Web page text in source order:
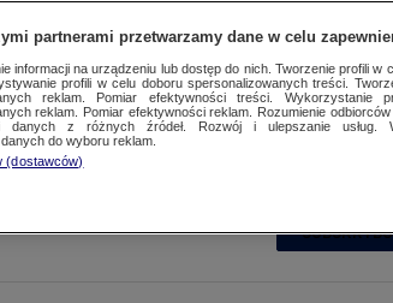
partnerami przetwarzamy dane w celu
informacji na urządzeniu lub dostęp do nich. Tworzenie profili w
profili w celu doboru spersonalizowanych treści.
reklam. Pomiar efektywności treści. Wykorzystanie
reklam. Pomiar efektywności reklam. Rozumienie
danych z różnych źródeł. Rozwój i ulepszanie usług.
do wyboru reklam.
(dostawców)